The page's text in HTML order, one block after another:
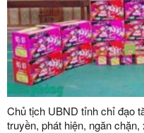
Chủ tịch UBND tỉnh chỉ đạo
truyền, phát hiện, ngăn